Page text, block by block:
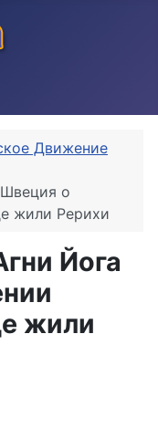
Движение
о
жили Рерихи
Йога
жили